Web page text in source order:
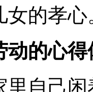
女的孝心
动的心得
里自己